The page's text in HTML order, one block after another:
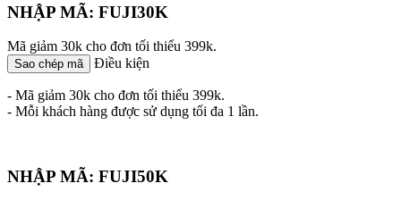
NHẬP MÃ: FUJI30K
Mã giảm 30k cho đơn tối thiểu 399k.
Sao chép mã Điều kiện
- Mã giảm 30k cho đơn tối thiểu 399k.
- Mỗi khách hàng được sử dụng tối đa 1 lần.
NHẬP MÃ: FUJI50K